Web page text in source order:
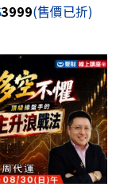
3999(售價已折)